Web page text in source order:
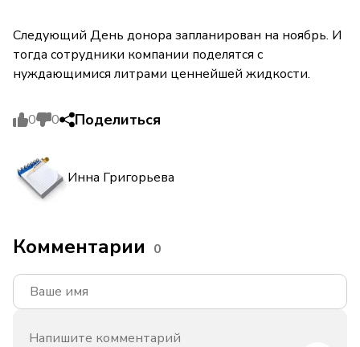
Следующий День донора запланирован на ноябрь. И
тогда сотрудники компании поделятся с
нуждающимися литрами ценнейшей жидкости.
0 0 Поделиться
Инна Григорьева
Комментарии 0